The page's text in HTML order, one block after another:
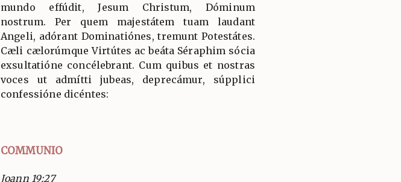
mundo effúdit, Jesum Christum, Dóminum
nostrum. Per quem majestátem tuam laudant
Angeli, adórant Dominatiónes, tremunt Potestátes.
Cæli cælorúmque Virtútes ac beáta Séraphim sócia
exsultatióne concélebrant. Cum quibus et nostras
voces ut admítti jubeas, deprecámur, súpplici
confessióne dicéntes:
COMMUNIO
Joann 19:27